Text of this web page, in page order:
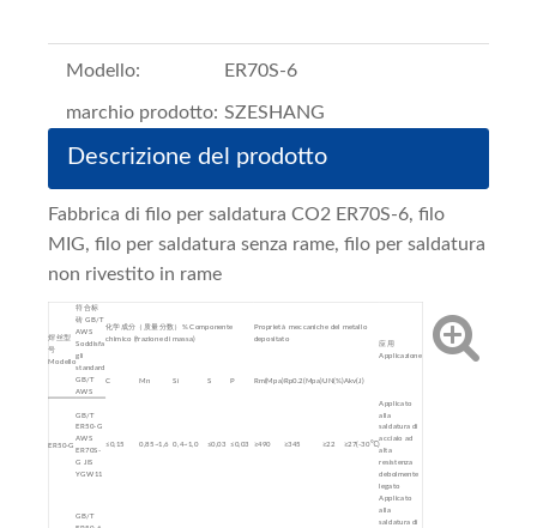
Modello: ER70S-6
marchio prodotto: SZESHANG
Descrizione del prodotto
Fabbrica di filo per saldatura CO2 ER70S-6, filo
MIG, filo per saldatura senza rame, filo per saldatura
non rivestito in rame
焊丝型
号
Modello
符合标
砖 GB/T
AWS
Soddisfa
gli
standard
GB/T
AWS
化学成分（质量分数）% Componente
chimico (frazione di massa)
Proprietà meccaniche del metallo
depositato
应用
Applicazione
C Mn Sì S P Rm(Mpa)Rp0.2(Mpa)UN(%)Akv(J)
ER50-G
GB/T
ER50-G
AWS
ER70S-
G JIS
YGW11
≤0,15 0,85~1,6 0,4~1,0 ≤0,03 ≤0,03 ≥490 ≥345 ≥22 ≥27(-30℃)
Applicato
alla
saldatura di
acciaio ad
alta
resistenza
debolmente
legato
GB/T
Applicato
alla
saldatura di